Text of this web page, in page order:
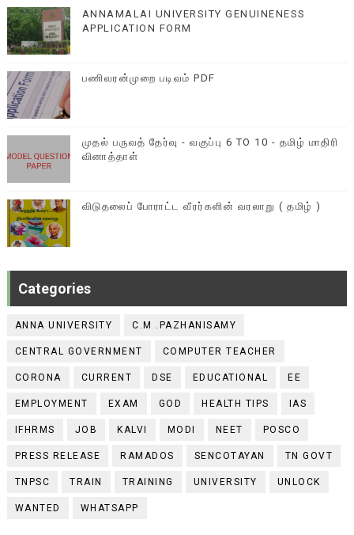
ANNAMALAI UNIVERSITY GENUINENESS
APPLICATION FORM
பணிவரன்முறை படிவம் PDF
முதல் பருவத் தேர்வு - வகுப்பு 6 TO 10 - தமிழ் மாதிரி
வினாத்தாள்
விடுதலைப் போராட்ட வீரர்களின் வரலாறு ( தமிழ் )
Categories
ANNA UNIVERSITY C.M .PAZHANISAMY
CENTRAL GOVERNMENT COMPUTER TEACHER
CORONA CURRENT DSE EDUCATIONAL EE
EMPLOYMENT EXAM GOD HEALTH TIPS IAS
IFHRMS JOB KALVI MODI NEET POSCO
PRESS RELEASE RAMADOS SENCOTAYAN TN GOVT
TNPSC TRAIN TRAINING UNIVERSITY UNLOCK
WANTED WHATSAPP